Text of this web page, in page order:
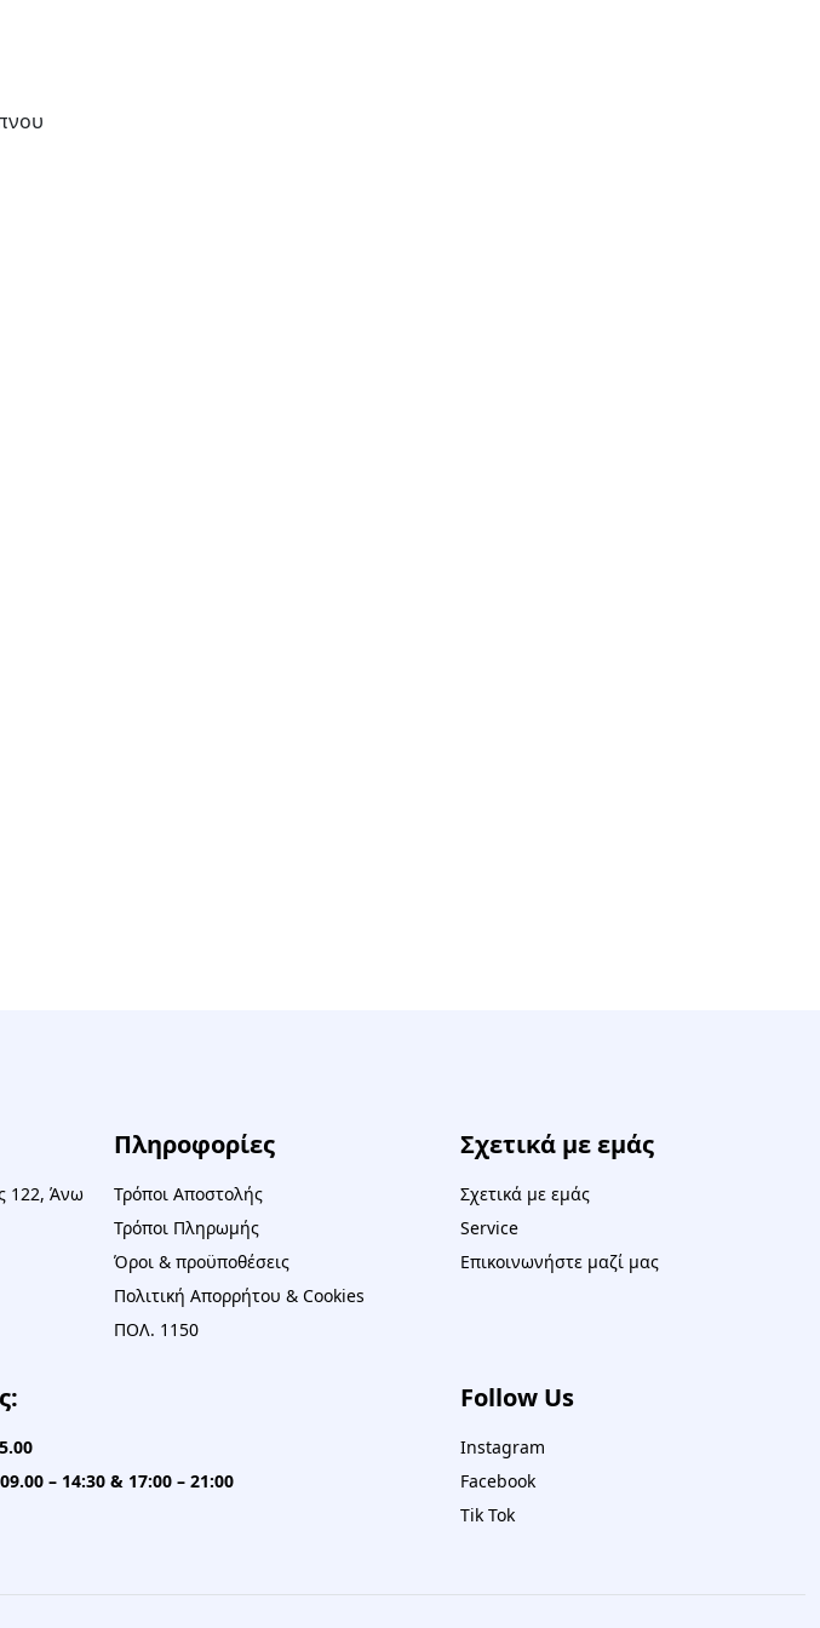
122, Άνω
Πληροφορίες
Τρόποι Αποστολής
Τρόποι Πληρωμής
Όροι & προϋποθέσεις
Πολιτική Απορρήτου & Cookies
ΠΟΛ. 1150
Σχετικά με εμάς
Σχετικά με εμάς
Service
Επικοινωνήστε μαζί μας
09.00 – 14:30 & 17:00 – 21:00
Follow Us
Instagram
Facebook
Tik Tok